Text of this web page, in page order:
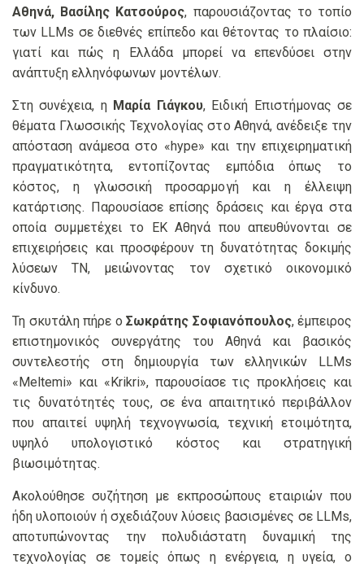
Αθηνά, Βασίλης Κατσούρος, παρουσιάζοντας το τοπίο
των LLMs σε διεθνές επίπεδο και θέτοντας το πλαίσιο:
γιατί και πώς η Ελλάδα μπορεί να επενδύσει στην
ανάπτυξη ελληνόφωνων μοντέλων.
Στη συνέχεια, η Μαρία Γιάγκου, Ειδική Επιστήμονας σε
θέματα Γλωσσικής Τεχνολογίας στο Αθηνά, ανέδειξε την
απόσταση ανάμεσα στο «hype» και την επιχειρηματική
πραγματικότητα, εντοπίζοντας εμπόδια όπως το
κόστος, η γλωσσική προσαρμογή και η έλλειψη
κατάρτισης. Παρουσίασε επίσης δράσεις και έργα στα
οποία συμμετέχει το ΕΚ Αθηνά που απευθύνονται σε
επιχειρήσεις και προσφέρουν τη δυνατότητας δοκιμής
λύσεων ΤΝ, μειώνοντας τον σχετικό οικονομικό
κίνδυνο.
Τη σκυτάλη πήρε ο Σωκράτης Σοφιανόπουλος, έμπειρος
επιστημονικός συνεργάτης του Αθηνά και βασικός
συντελεστής στη δημιουργία των ελληνικών LLMs
«Meltemi» και «Krikri», παρουσίασε τις προκλήσεις και
τις δυνατότητές τους, σε ένα απαιτητικό περιβάλλον
που απαιτεί υψηλή τεχνογνωσία, τεχνική ετοιμότητα,
υψηλό υπολογιστικό κόστος και στρατηγική
βιωσιμότητας.
Ακολούθησε συζήτηση με εκπροσώπους εταιριών που
ήδη υλοποιούν ή σχεδιάζουν λύσεις βασισμένες σε LLMs,
αποτυπώνοντας την πολυδιάστατη δυναμική της
τεχνολογίας σε τομείς όπως η ενέργεια, η υγεία, ο